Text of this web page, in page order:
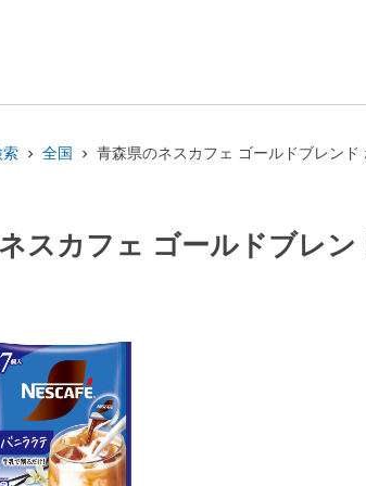
索 全国 青森県のネスカフェ ゴールドブレン
スカフェ ゴールドブレ